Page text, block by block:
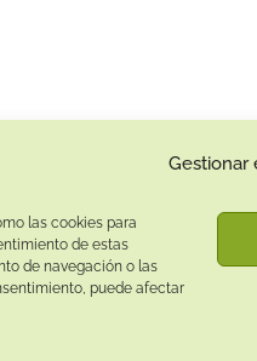
Gestionar
las cookies para
de estas
de navegación o las
puede afectar
Contacto:
Calle Pepe
Teléfono:
+34641081328